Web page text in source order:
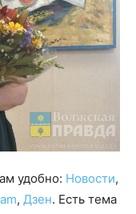
удобно: Новости,
, Дзен. Есть тема